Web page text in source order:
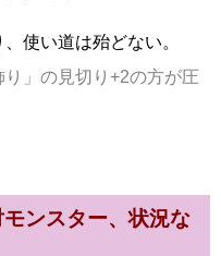
使い道は殆どない。
」の見切り+2の方が圧
ンスター、状況な